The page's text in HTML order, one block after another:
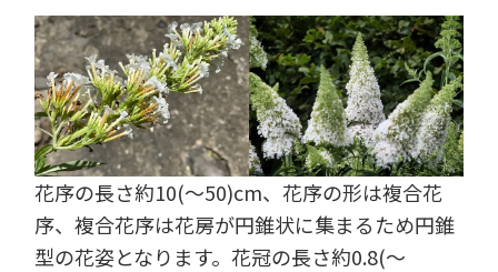
花序の長さ約10(～50)cm、花序の形は複合花
序、複合花序は花房が円錐状に集まるため円錐
型の花姿となります。花冠の長さ約0.8(～